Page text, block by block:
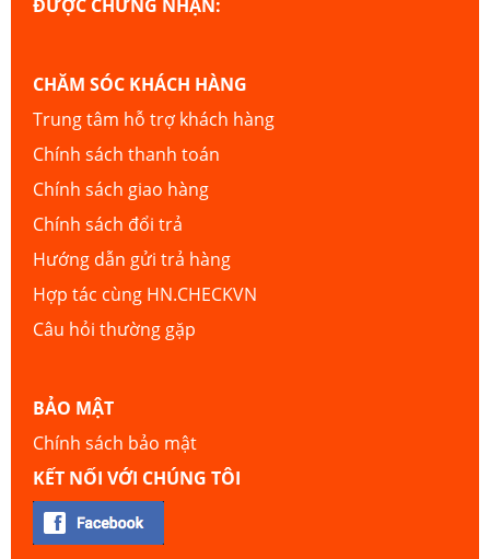
ĐƯỢC CHỨNG NHẬN:
CHĂM SÓC KHÁCH HÀNG
Trung tâm hỗ trợ khách hàng
Chính sách thanh toán
Chính sách giao hàng
Chính sách đổi trả
Hướng dẫn gửi trả hàng
Hợp tác cùng HN.CHECKVN
Câu hỏi thường gặp
BẢO MẬT
Chính sách bảo mật
KẾT NỐI VỚI CHÚNG TÔI